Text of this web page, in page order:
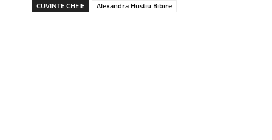
CUVINTE CHEIE Alexandra Hustiu Bibire